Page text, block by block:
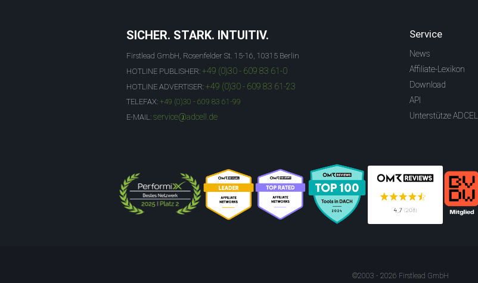
SICHER. STARK. INTUITIV.
Firstlead GmbH, Rosenfelder St. 15-16, 10315 Berlin
HOTLINE PUBLISHER: +49 (0)30 - 609 83 61-0
HOTLINE ADVERTISER: +49 (0)30 - 609 83 61-23
TELEFAX: +49 (0)30 - 609 83 61-99
E-MAIL: service@adcell.de
Service
News
Affiliate-Lexikon
Download
API
Unterstütze ADCELL
©2003 - 2026 Firstlead GmbH